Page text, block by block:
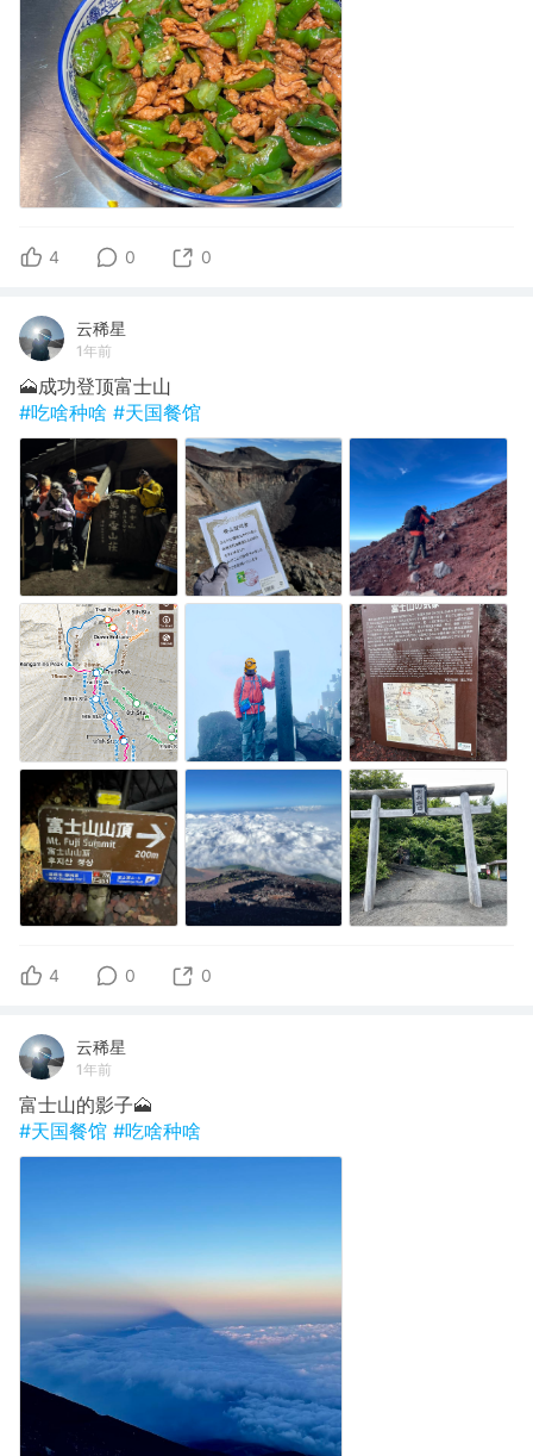
4 0 0
云稀星
1年前
🗻成功登顶富士山
#吃啥种啥 #天国餐馆
4 0 0
云稀星
1年前
富士山的影子🗻
#天国餐馆 #吃啥种啥